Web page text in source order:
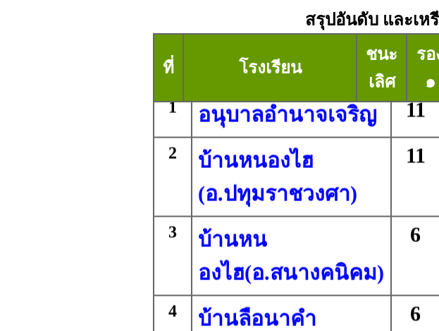
สรุปอันดับ และเห
ที่ โรงเรียน
ชนะ
เลิศ
รอ
๑
1
อนุบาลอำนาจเจริญ 11
2
บ้านหนองไฮ
(อ.ปทุมราชวงศา)
11
3
บ้านหน
องไฮ(อ.สนางคนิคม)
6
4 บ้านลือนาคำ 6